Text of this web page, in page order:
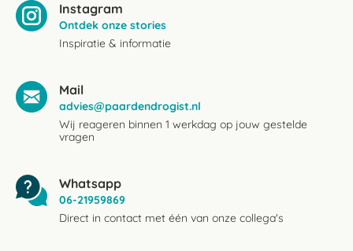
Instagram
Ontdek onze stories
Inspiratie & informatie
Mail
advies@paardendrogist.nl
Wij reageren binnen 1 werkdag op jouw gestelde
vragen
Whatsapp
06-21959869
Direct in contact met één van onze collega's